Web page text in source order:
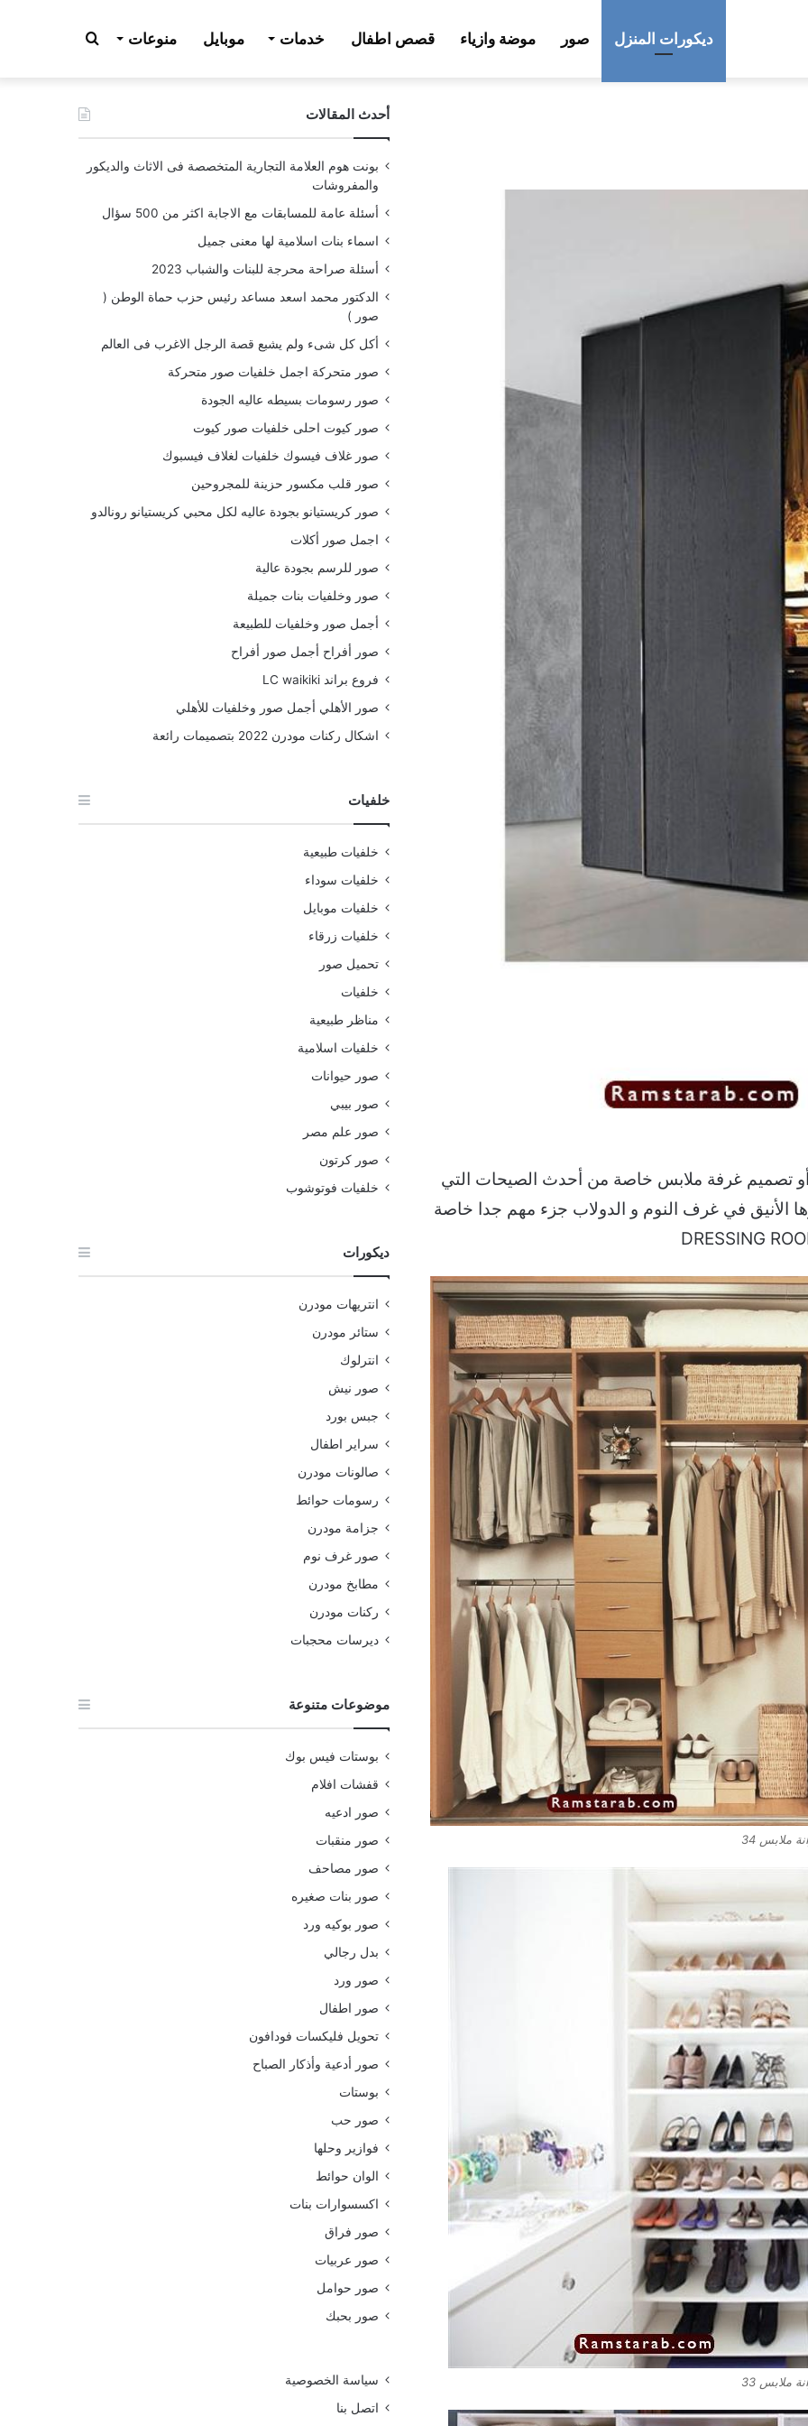
ديكورات المنزل صور موضة وازياء قصص اطفال خدمات موبايل منوعات بحث
عن
أو تصميم غرفة ملابس خاصة من أحدث الصيحات التي
الأنيق في غرف النوم و الدولاب جزء مهم جدا خاصة
ملابس 34
ملابس 33
أحدث المقالات
بونت هوم العلامة التجارية المتخصصة فى الاثاث والديكور
والمفروشات
أسئلة عامة للمسابقات مع الاجابة اكثر من 500 سؤال
اسماء بنات اسلامية لها معنى جميل
أسئلة صراحة محرجة للبنات والشباب 2023
الدكتور محمد اسعد مساعد رئيس حزب حماة الوطن (
صور )
أكل كل شىء ولم يشبع قصة الرجل الاغرب فى العالم
صور متحركة اجمل خلفيات صور متحركة
صور رسومات بسيطه عاليه الجودة
صور كيوت احلى خلفيات صور كيوت
صور غلاف فيسوك خلفيات لغلاف فيسبوك
صور قلب مكسور حزينة للمجروحين
صور كريستيانو بجودة عاليه لكل محبي كريستيانو رونالدو
اجمل صور أكلات
صور للرسم بجودة عالية
صور وخلفيات بنات جميلة
أجمل صور وخلفيات للطبيعة
صور أفراح أجمل صور أفراح
فروع براند LC waikiki
صور الأهلي أجمل صور وخلفيات للأهلي
اشكال ركنات مودرن 2022 بتصميمات رائعة
خلفيات
خلفيات طبيعية
خلفيات سوداء
خلفيات موبايل
خلفيات زرقاء
تحميل صور
خلفيات
مناظر طبيعية
خلفيات اسلامية
صور حيوانات
صور بيبي
صور علم مصر
صور كرتون
خلفيات فوتوشوب
ديكورات
انتريهات مودرن
ستائر مودرن
انترلوك
صور نيش
جبس بورد
سراير اطفال
صالونات مودرن
رسومات حوائط
جزامة مودرن
صور غرف نوم
مطابخ مودرن
ركنات مودرن
ديرسات محجبات
موضوعات متنوعة
بوستات فيس بوك
قفشات افلام
صور ادعيه
صور منقبات
صور مصاحف
صور بنات صغيره
صور بوكيه ورد
بدل رجالي
صور ورد
صور اطفال
تحويل فليكسات فودافون
صور أدعية وأذكار الصباح
بوستات
صور حب
فوازير وحلها
الوان حوائط
اكسسوارات بنات
صور فراق
صور عربيات
صور حوامل
صور بحبك
سياسة الخصوصية
اتصل بنا